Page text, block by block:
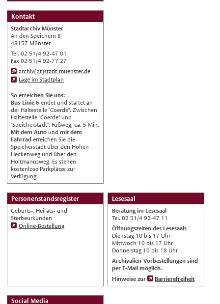
Nederlands
English
Українська
Türkçe
اللغة العربية
Français
Español
Polski
Русский
中文
Automatische Übersetzung, ohne
Gewähr auf Richtigkeit.
Kontakt
Stadtarchiv Münster
An den Speichern 8
48157 Münster
Tel. 02 51/4 92-47 01
Fax 02 51/4 92-77 27
archiv(at)stadt-muenster.de
Lage im Stadtplan
So erreichen Sie uns:
Bus-Linie 6 endet und startet an
der Haltestelle "Coerde". Zwischen
Haltestelle "Coerde" und
"Speicherstadt": Fußweg, ca. 5 Min.
Mit dem Auto undmit dem
Fahrrad erreichen Sie die
Speicherstadt über den Hohen
Heckenweg und über den
Holtmannsweg. Es stehen
kostenlose Parkplätze zur
Verfügung.
Personenstandsregister
Geburts-, Heirats- und
Sterbeurkunden
Online-Bestellung
Lesesaal
Beratung im Lesesaal
Tel. 02 51/4 92-47 11
Öffnungszeiten des Lesesaals
Dienstag 10 bis 17 Uhr
Mittwoch 10 bis 17 Uhr
Donnerstag 10 bis 18 Uhr
Archivalien-Vorbestellungen sind
per E-Mail möglich.
Hinweise zur
Barrierefreiheit
Social Media